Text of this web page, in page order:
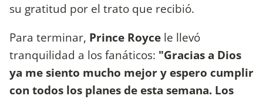
su gratitud por el trato que recibió.
Para terminar, Prince Royce le llevó
tranquilidad a los fanáticos: "Gracias a Dios
ya me siento mucho mejor y espero cumplir
con todos los planes de esta semana. Los